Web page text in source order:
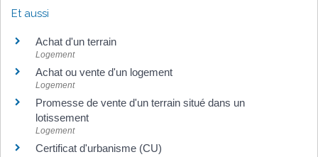
Et aussi
Achat d'un terrain
Logement
Achat ou vente d'un logement
Logement
Promesse de vente d'un terrain situé dans un
lotissement
Logement
Certificat d'urbanisme (CU)